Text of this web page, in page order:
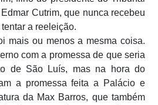
Cutrim, que nunca recebeu
a reeleição.
mais ou menos a mesma coisa.
com a promessa de que seria
de São Luís, mas na hora do
a promessa feita a Palácio e
da Max Barros, que também